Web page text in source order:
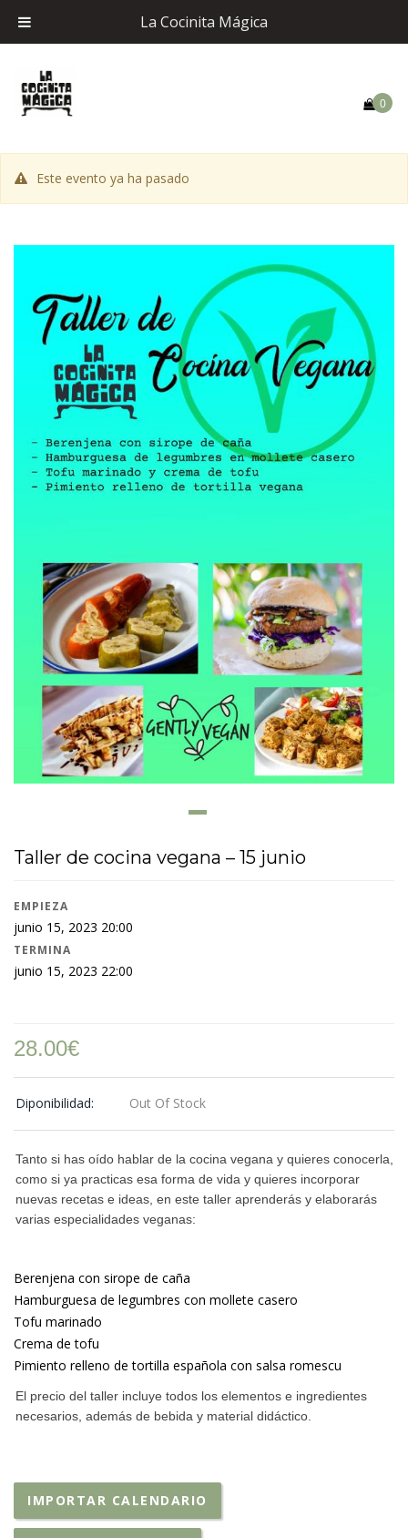
0
Este evento ya ha pasado
Taller de cocina vegana – 15 junio
EMPIEZA
junio 15, 2023 20:00
TERMINA
junio 15, 2023 22:00
28.00€
Diponibilidad: Out Of Stock
Tanto si has oído hablar de la cocina vegana y quieres conocerla,
como si ya practicas esa forma de vida y quieres incorporar
nuevas recetas e ideas, en este taller aprenderás y elaborarás
varias especialidades veganas:
Berenjena con sirope de caña
Hamburguesa de legumbres con mollete casero
Tofu marinado
Crema de tofu
Pimiento relleno de tortilla española con salsa romescu
El precio del taller incluye todos los elementos e ingredientes
necesarios, además de bebida y material didáctico.
IMPORTAR CALENDARIO
La Cocinita Mágica